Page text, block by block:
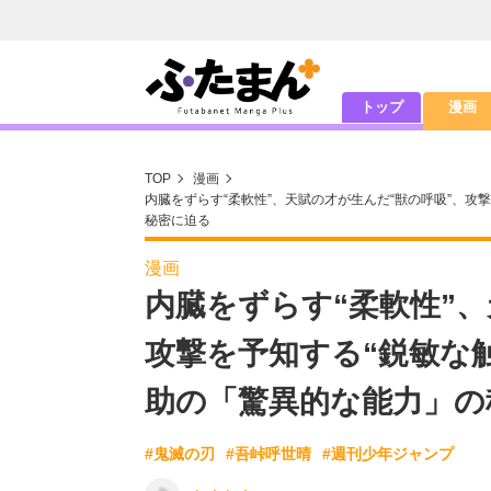
トップ 漫画
TOP
漫画
内臓をずらす“柔軟性”、天賦の才が生んだ“獣の呼吸”、
秘密に迫る
漫画
内臓をずらす“柔軟性”
攻撃を予知する“鋭敏な
助の「驚異的な能力」
#鬼滅の刃 #吾峠呼世晴 #週刊少年ジャンプ